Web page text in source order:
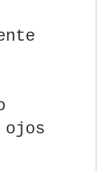
ojos